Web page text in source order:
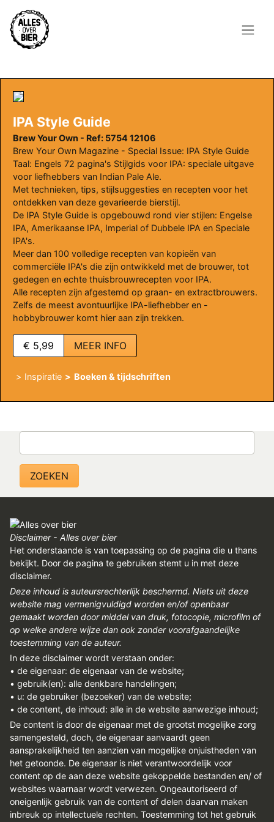
Overslaan
en
naar
gaan
Topmenu
INLOGGEN
REGISTREREN
ADVERTEREN
PERS/PUBLICATIES
FACEBOOK
LINKS
BLOG
AANBOD
AGENDA
CONTACT
IPA Style Guide
Brew Your Own - Ref: 5754 12106
Brew Your Own Magazine - Special Issue: IPA Style Guide
Taal: Engels 72 pagina's Stijlgids voor IPA: speciale uitgave
voor liefhebbers van Indian Pale Ale.
Met technieken, tips, stijlsuggesties en recepten voor het
ontdekken van deze gevarieerde bierstijl.
De IPA Style Guide is opgebouwd rond vier stijlen: Engelse
IPA, Amerikaanse IPA, Imperial of Dubbele IPA en Speciale
IPA's.
Meer dan 100 volledige recepten van kopieën van
commerciële IPA's die zijn ontwikkeld met de brouwer, tot
gedegen en echte thuisbrouwrecepten voor IPA.
Alle recepten zijn afgestemd op graan- en extractbrouwers.
Zelfs de meest avontuurlijke IPA-liefhebber en -
hobbybrouwer komt hier aan zijn trekken.
€ 5,99 MEER INFO
Inspiratie Boeken & tijdschriften
Disclaimer - Alles over bier
Het onderstaande is van toepassing op de pagina die u thans
bekijkt. Door de pagina te gebruiken stemt u in met deze
disclaimer.
Deze inhoud is auteursrechterlijk beschermd. Niets uit deze
website mag vermenigvuldigd worden en/of openbaar
gemaakt worden door middel van druk, fotocopie, microfilm of
op welke andere wijze dan ook zonder voorafgaandelijke
toestemming van de auteur.
In deze disclaimer wordt verstaan onder:
• de eigenaar: de eigenaar van de website;
• gebruik(en): alle denkbare handelingen;
• u: de gebruiker (bezoeker) van de website;
• de content, de inhoud: alle in de website aanwezige inhoud;
De content is door de eigenaar met de grootst mogelijke zorg
samengesteld, doch, de eigenaar aanvaardt geen
aansprakelijkheid ten aanzien van mogelijke onjuistheden van
het getoonde. De eigenaar is niet verantwoordelijk voor
content op de aan deze website gekoppelde bestanden en/ of
websites waarnaar wordt verwezen. Ongeautoriseerd of
oneigenlijk gebruik van de content of delen daarvan maken
inbreuk op intellectuele rechten. Toestemming tot het gebruik